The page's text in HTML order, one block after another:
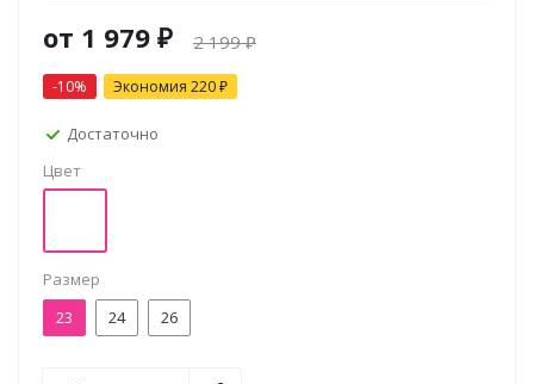
от 1 979 ₽ 2 199 ₽
-10% Экономия 220 ₽
Достаточно
Цвет
Размер
23
24 26